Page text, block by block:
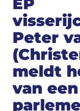
EP
Peter
meldt
van